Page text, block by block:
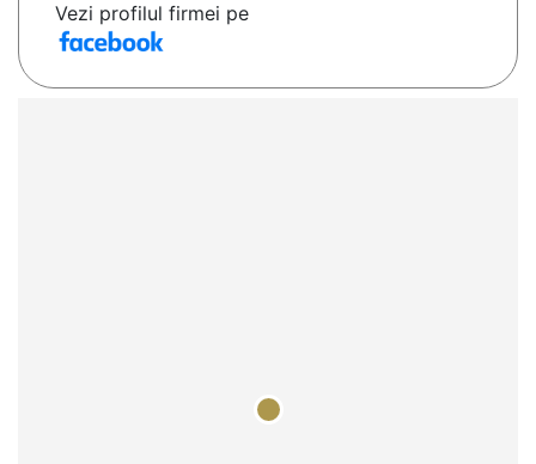
Vezi profilul firmei pe